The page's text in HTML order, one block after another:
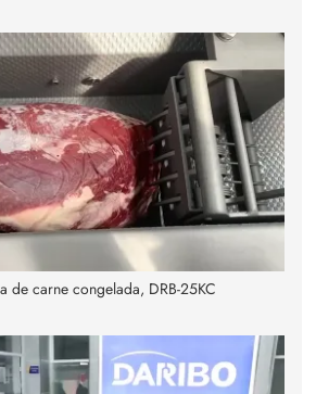
de carne congelada, DRB-25KC